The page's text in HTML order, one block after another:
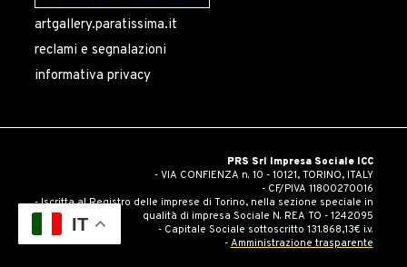
artgallery.paratissima.it
reclami e segnalazioni
informativa privacy
PRS Srl Impresa Sociale ICC
- VIA CONFIENZA n. 10 - 10121, TORINO, ITALY
- CF/PIVA 11800270016
- Iscritta al Registro delle imprese di Torino, nella sezione speciale in
qualità di impresa Sociale N. REA TO - 1242095
- Capitale Sociale sottoscritto 131.868,13€ i.v.
- Amministrazione trasparente
IT